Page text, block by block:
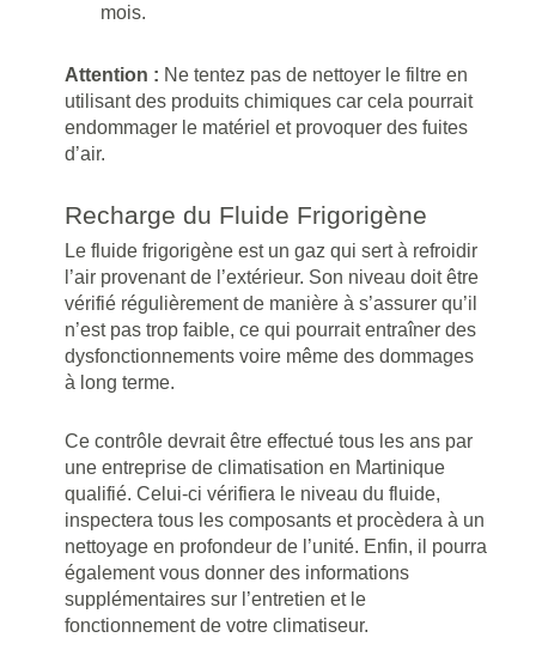
mois.
Attention : Ne tentez pas de nettoyer le filtre en
utilisant des produits chimiques car cela pourrait
endommager le matériel et provoquer des fuites
d’air.
Recharge du Fluide Frigorigène
Le fluide frigorigène est un gaz qui sert à refroidir
l’air provenant de l’extérieur. Son niveau doit être
vérifié régulièrement de manière à s’assurer qu’il
n’est pas trop faible, ce qui pourrait entraîner des
dysfonctionnements voire même des dommages
à long terme.
Ce contrôle devrait être effectué tous les ans par
une entreprise de climatisation en Martinique
qualifié. Celui-ci vérifiera le niveau du fluide,
inspectera tous les composants et procèdera à un
nettoyage en profondeur de l’unité. Enfin, il pourra
également vous donner des informations
supplémentaires sur l’entretien et le
fonctionnement de votre climatiseur.